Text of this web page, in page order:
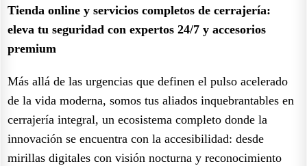
Tienda online y servicios completos de cerrajería:
eleva tu seguridad con expertos 24/7 y accesorios
premium
Más allá de las urgencias que definen el pulso acelerado
de la vida moderna, somos tus aliados inquebrantables en
cerrajería integral, un ecosistema completo donde la
innovación se encuentra con la accesibilidad: desde
mirillas digitales con visión nocturna y reconocimiento